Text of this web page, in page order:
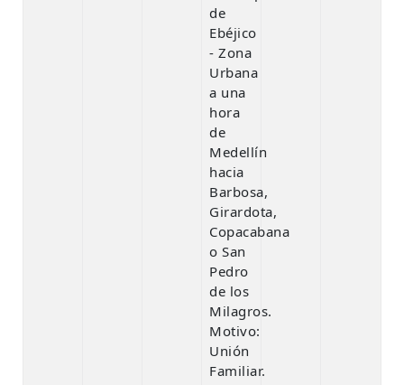
de
Ebéjico
- Zona
Urbana
a una
hora
de
Medellín
hacia
Barbosa,
Girardota,
Copacabana
o San
Pedro
de los
Milagros.
Motivo:
Unión
Familiar.